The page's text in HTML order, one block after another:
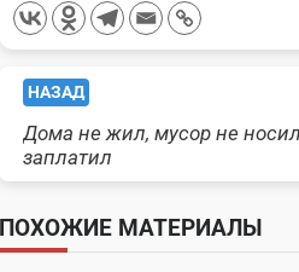
<span
class="nav-
screen-
НАЗАД
Дома не жил, мусор не
заплатил
ПОХОЖИЕ МАТЕРИАЛЫ